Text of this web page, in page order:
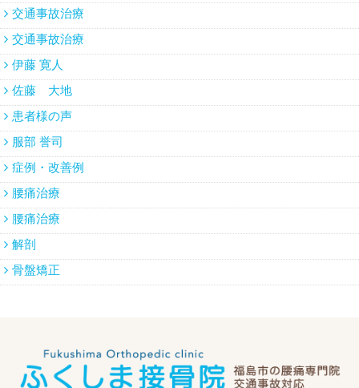
交通事故治療
交通事故治療
伊藤 寛人
佐藤 大地
患者様の声
服部 誉司
症例・改善例
腰痛治療
腰痛治療
解剖
骨盤矯正